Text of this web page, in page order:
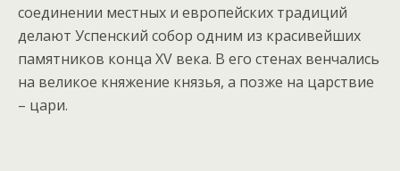
соединении местных и европейских традиций
делают Успенский собор одним из красивейших
памятников конца XV века. В его стенах венчались
на великое княжение князья, а позже на царствие
– цари.